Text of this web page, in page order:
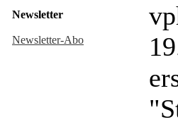
Newsletter
Newsletter-Abo